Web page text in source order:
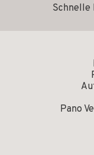
Schnelle
Pano